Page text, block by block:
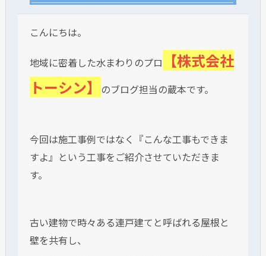
こんにちは。
地域に密着した水まわりのプロ
【株式会社
トーシン】
のブログ担当の蔵本です。
今回は施工事例ではなく『こんな工事もできま
すよ』という工事をご紹介させていただきま
す。
古い建物で時々ある連戸建てと呼ばれる屋根と
壁を共有し、